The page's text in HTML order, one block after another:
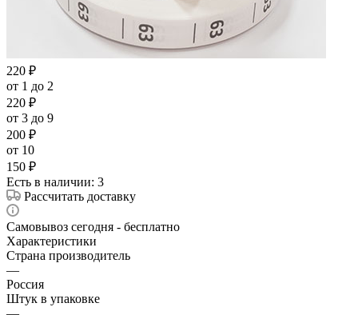
220 ₽
от 1 до 2
220 ₽
от 3 до 9
200 ₽
от 10
150 ₽
Есть в наличии: 3
Рассчитать доставку
Самовывоз сегодня - бесплатно
Характеристики
Страна производитель
—
Россия
Штук в упаковке